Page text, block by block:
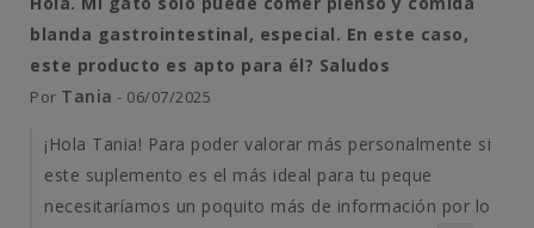
blanda gastrointestinal, especial. En este caso,
este producto es apto para él? Saludos
Por Tania - 06/07/2025
¡Hola Tania! Para poder valorar más personalmente si
este suplemento es el más ideal para tu peque
necesitaríamos un poquito más de información por lo